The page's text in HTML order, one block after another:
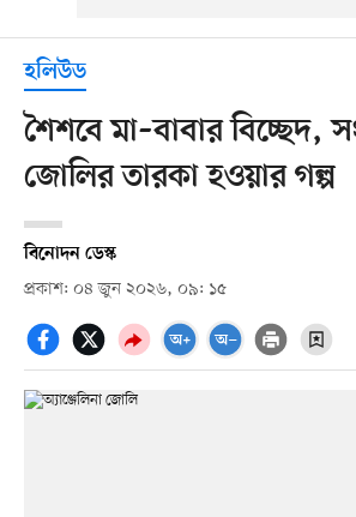
হলিউড
শৈশবে মা–বাবার বিচ্ছেদ,
জোলির তারকা হওয়ার গল্প
বিনোদন ডেস্ক
প্রকাশ: ০৪ জুন ২০২৬, ০৯: ১৫